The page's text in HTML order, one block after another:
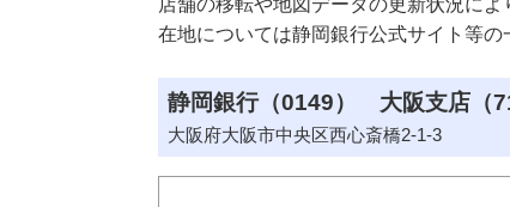
店舗の移転や地図データの更新状況に
在地については静岡銀行公式サイト等の
静岡銀行（0149） 大阪支店（
大阪府大阪市中央区西心斎橋2-1-3